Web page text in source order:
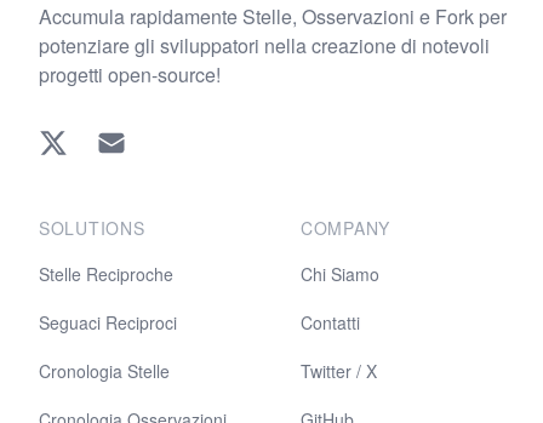
Accumula rapidamente Stelle, Osservazioni e Fork per
potenziare gli sviluppatori nella creazione di notevoli
progetti open-source!
Twitter EMAIL
SOLUTIONS
Stelle Reciproche
Seguaci Reciproci
Cronologia Stelle
COMPANY
Chi Siamo
Contatti
Twitter / X